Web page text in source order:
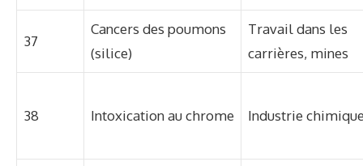
37
Cancers des poumons
(silice)
Travail dans les
carrières, mines
38 Intoxication au chrome Industrie